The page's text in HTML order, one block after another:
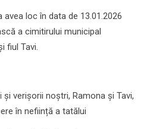
loc în data de 13.01.2026
a cimitirului municipal
fiul Tavi.
verișorii noștri, Ramona și Tavi,
în neființă a tatălui